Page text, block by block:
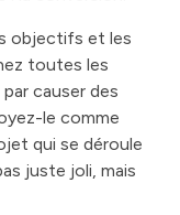
objectifs et les
toutes les
causer des
le comme
qui se déroule
juste joli, mais